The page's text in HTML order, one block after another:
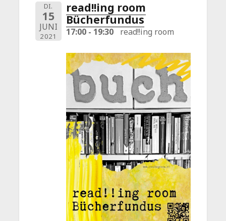
DI.
15
JUNI
2021
read!!ing room
Bücherfundus
17:00 - 19:30 read!!ing room